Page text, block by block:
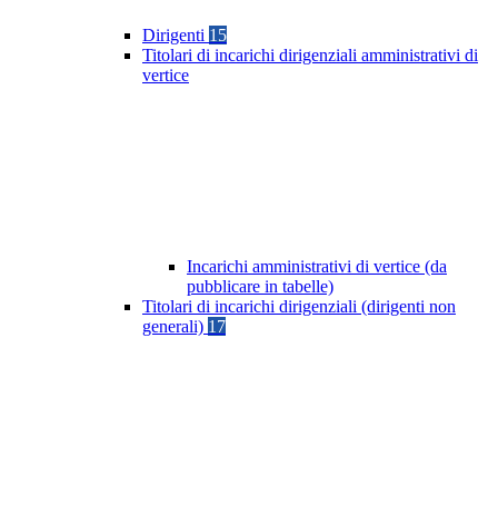
Dirigenti 15
Titolari di incarichi dirigenziali amministrativi di
vertice
Incarichi amministrativi di vertice (da
pubblicare in tabelle)
Titolari di incarichi dirigenziali (dirigenti non
generali) 17